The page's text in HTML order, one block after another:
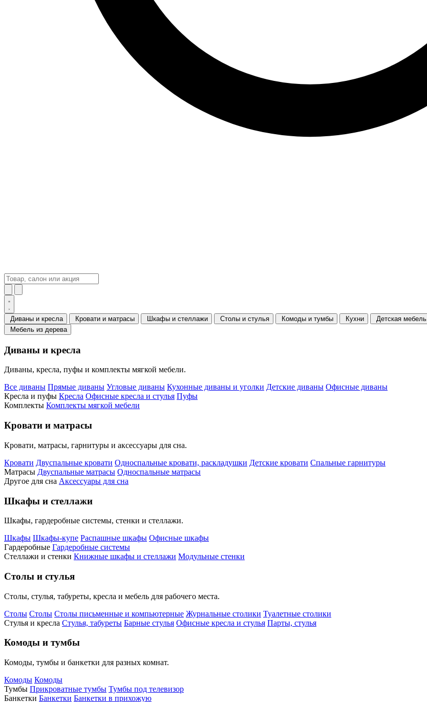
Диваны и кресла Кровати и матрасы Шкафы и стеллажи Столы и стулья Комоды и тумбы Кухни Детская мебель
Мебель из дерева
Диваны и кресла
Диваны, кресла, пуфы и комплекты мягкой мебели.
Все диваны Прямые диваны Угловые диваны Кухонные диваны и уголки Детские диваны Офисные диваны
Кресла и пуфы Кресла Офисные кресла и стулья Пуфы
Комплекты Комплекты мягкой мебели
Кровати и матрасы
Кровати, матрасы, гарнитуры и аксессуары для сна.
Кровати Двуспальные кровати Односпальные кровати, раскладушки Детские кровати Спальные гарнитуры
Матрасы Двуспальные матрасы Односпальные матрасы
Другое для сна Аксессуары для сна
Шкафы и стеллажи
Шкафы, гардеробные системы, стенки и стеллажи.
Шкафы Шкафы-купе Распашные шкафы Офисные шкафы
Гардеробные Гардеробные системы
Стеллажи и стенки Книжные шкафы и стеллажи Модульные стенки
Столы и стулья
Столы, стулья, табуреты, кресла и мебель для рабочего места.
Столы Столы Столы письменные и компьютерные Журнальные столики Туалетные столики
Стулья и кресла Стулья, табуреты Барные стулья Офисные кресла и стулья Парты, стулья
Комоды и тумбы
Комоды, тумбы и банкетки для разных комнат.
Комоды Комоды
Тумбы Прикроватные тумбы Тумбы под телевизор
Банкетки Банкетки Банкетки в прихожую